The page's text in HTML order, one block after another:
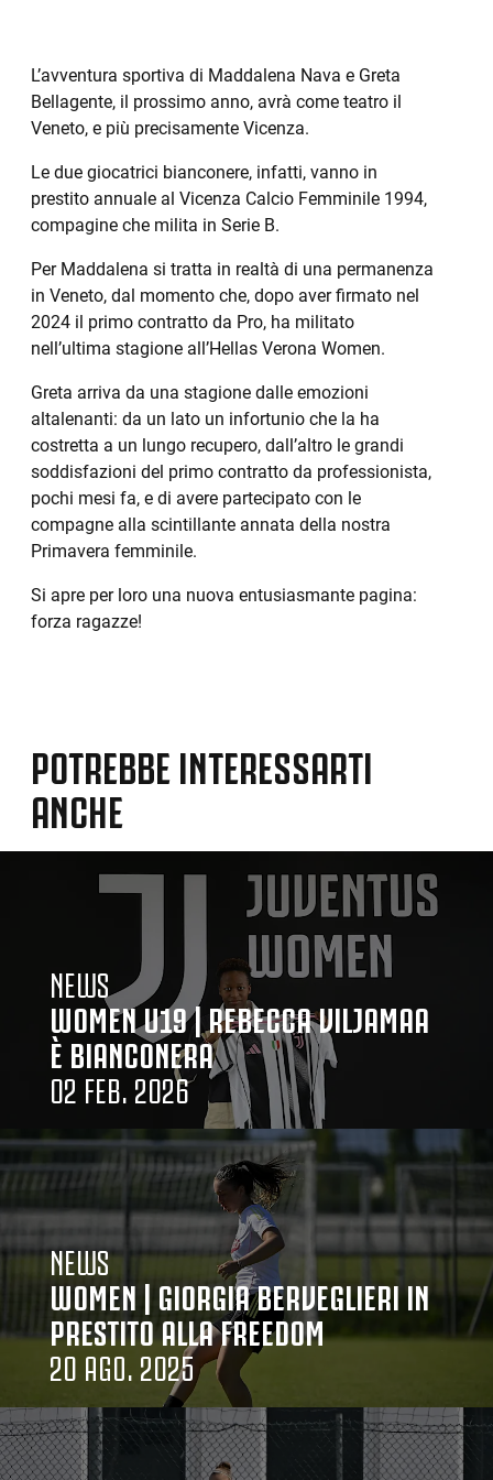
L’avventura sportiva di Maddalena Nava e Greta
Bellagente, il prossimo anno, avrà come teatro il
Veneto, e più precisamente Vicenza.
Le due giocatrici bianconere, infatti, vanno in
prestito annuale al Vicenza Calcio Femminile 1994,
compagine che milita in Serie B.
Per Maddalena si tratta in realtà di una permanenza
in Veneto, dal momento che, dopo aver firmato nel
2024 il primo contratto da Pro, ha militato
nell’ultima stagione all’Hellas Verona Women.
Greta arriva da una stagione dalle emozioni
altalenanti: da un lato un infortunio che la ha
costretta a un lungo recupero, dall’altro le grandi
soddisfazioni del primo contratto da professionista,
pochi mesi fa, e di avere partecipato con le
compagne alla scintillante annata della nostra
Primavera femminile.
Si apre per loro una nuova entusiasmante pagina:
forza ragazze!
POTREBBE INTERESSARTI
ANCHE
NEWS
WOMEN U19 | REBECCA VILJAMAA
È BIANCONERA
02 FEB. 2026
NEWS
WOMEN | GIORGIA BERVEGLIERI IN
PRESTITO ALLA FREEDOM
20 AGO. 2025